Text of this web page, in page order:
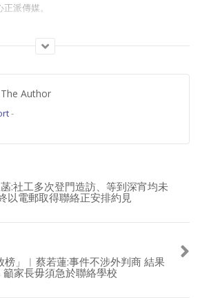
派傳媒。
to perks:
singtaousa
Author
-
:社工多次登門造訪、等到深宵均未
以電郵取得聯絡正安排約見
榜」︱蔡若蓮:事件不涉外判商 結果
家長毋須急於聯絡學校